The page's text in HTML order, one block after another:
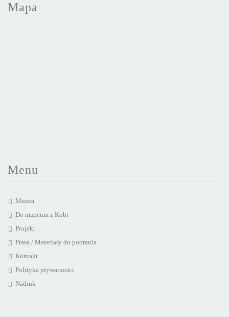
Mapa
Menu
Muzea
Do muzeum z Kobi
Projekt
Prasa / Materiały do pobrania
Kontakt
Polityka prywatności
Nadruk